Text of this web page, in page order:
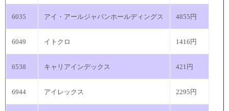
6035 アイ・アールジャパンホールディングス 4855円
6049 イトクロ 1416円
6538 キャリアインデックス 421円
6944 アイレックス 2295円